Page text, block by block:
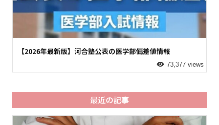
【2026年最新版】河合塾公表の医学部偏差値情報
73,377 views
最近の記事